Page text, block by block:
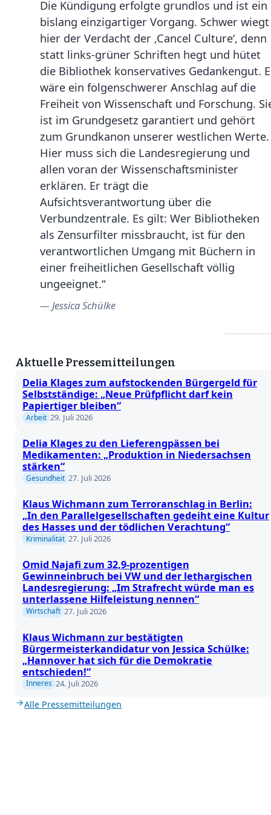
Die Kündigung erfolgte grundlos und ist ein
bislang einzigartiger Vorgang. Schwer wiegt
hier der Verdacht der ‚Cancel Culture‘, denn
statt links-grüner Schriften hegt und hütet
die Bibliothek konservatives Gedankengut.
wäre ein folgenschwerer Anschlag auf die
Freiheit von Wissenschaft und Forschung.
ist im Grundgesetz garantiert und gehört
zum Grundkanon unserer westlichen Werte.
Hier muss sich die Landesregierung und
allen voran der Wissenschaftsminister
erklären. Er trägt die
Aufsichtsverantwortung über die
Verbundzentrale. Es gilt: Wer Bibliotheken
als Zensurfilter missbraucht, ist für den
verantwortlichen Umgang mit Büchern in
einer freiheitlichen Gesellschaft völlig
ungeeignet.“
Jessica Schülke
Aktuelle Pressemitteilungen
Delia Klages zum aufstockenden Bürgergeld für
Selbstständige: „Neue Prüfpflicht darf kein
Papiertiger bleiben“
Arbeit 29. Juli 2026
Delia Klages zu den Lieferengpässen bei
Medikamenten: „Produktion in Niedersachsen
stärken“
Gesundheit 27. Juli 2026
Klaus Wichmann zum Terroranschlag in Berlin:
„In den Parallelgesellschaften gedeiht eine Kultur
des Hasses und der tödlichen Verachtung“
Kriminalität 27. Juli 2026
Omid Najafi zum 32,9-prozentigen
Gewinneinbruch bei VW und der lethargischen
Landesregierung: „Im Strafrecht würde man es
unterlassene Hilfeleistung nennen“
Wirtschaft 27. Juli 2026
Klaus Wichmann zur bestätigten
Bürgermeisterkandidatur von Jessica Schülke:
„Hannover hat sich für die Demokratie
entschieden!“
Inneres 24. Juli 2026
Alle Pressemitteilungen